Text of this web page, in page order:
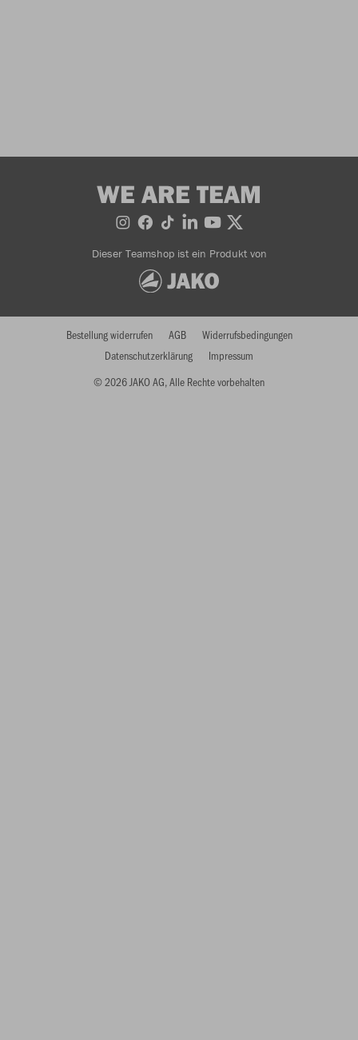
WE ARE TEAM
Dieser Teamshop ist ein Produkt von
© 2026 JAKO AG, Alle Rechte vorbehalten
Bestellung widerrufen AGB
Widerrufsbedingungen
Datenschutzerklärung
Impressum